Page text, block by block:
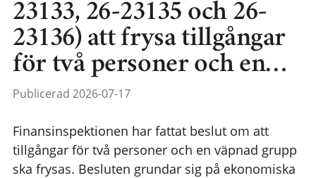
23133, 26-23135 och 26-
23136) att frysa tillgångar
för två personer och en…
Publicerad 2026-07-17
Finansinspektionen har fattat beslut om att
tillgångar för två personer och en väpnad grupp
ska frysas. Besluten grundar sig på ekonomiska